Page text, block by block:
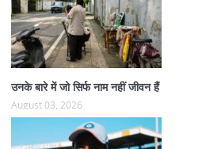
उनके बारे में जो सिर्फ नाम नहीं जीवन हैं
August 03, 2026